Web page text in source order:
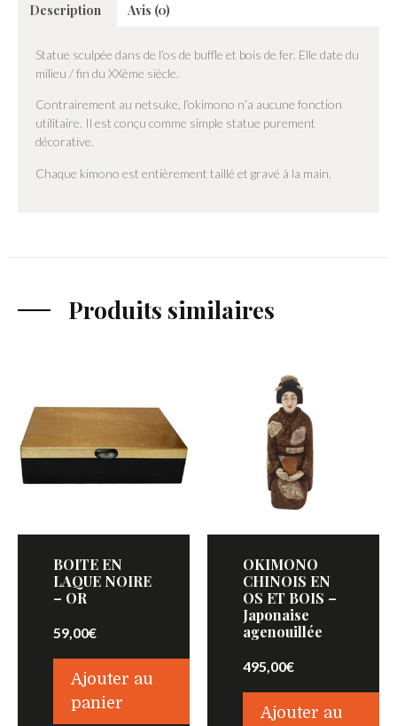
Description Avis (0)
Statue sculpée dans de l’os de buffle et bois de fer. Elle date du
milieu / fin du XXème siècle.
Contrairement au netsuke, l’okimono n’a aucune fonction
utilitaire. Il est conçu comme simple statue purement
décorative.
Chaque kimono est entièrement taillé et gravé à la main.
Produits similaires
BOITE EN
LAQUE NOIRE
– OR
59,00€
Ajouter au
panier
OKIMONO
CHINOIS EN
OS ET BOIS –
Japonaise
agenouillée
495,00€
Ajouter au